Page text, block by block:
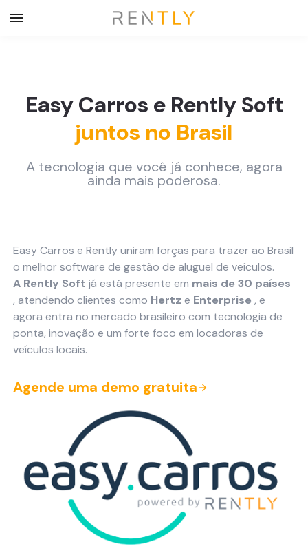
Easy Carros e Rently Soft
juntos no Brasil
A tecnologia que você já conhece, agora
ainda mais poderosa.
Easy Carros e Rently uniram forças para trazer ao Brasil
o melhor software de gestão de aluguel de veículos.
A Rently Soft já está presente em mais de 30 países
, atendendo clientes como Hertz e Enterprise , e
agora entra no mercado brasileiro com tecnologia de
ponta, inovação e um forte foco em locadoras de
veículos locais.
Agende uma demo gratuitaarrow_forward